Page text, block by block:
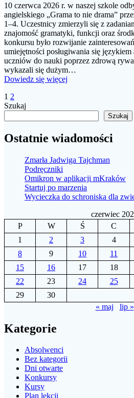
10 czerwca 2026 r. w naszej szkole
angielskiego „Grama to nie drama”
1–4. Uczestnicy zmierzyli się z
znajomość gramatyki, funkcji oraz
konkursu było rozwijanie
umiejętności posługiwania się
uczniów do nauki poprzez zdrową
wykazali się dużym…
Dowiedz się więcej
Nawigacja
po
wpisach
Strona
1 Strona
2
Szukaj
Szukaj
Ostatnie wiadomości
Zmarła Jadwiga Tajchman
Podręczniki
Omikron w aplikacji mKraków
Startuj po marzenia
Wycieczka do schroniska dla
czerwiec
P
W Ś C
1
2 3 4
8
9 10 11
15
16 17 18
22
23 24 25
29
30
« maj
lip »
Kategorie
Absolwenci
Bez kategorii
Dni otwarte
Konkursy
Kursy
Plan lekcji